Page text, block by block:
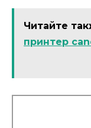
Читайте
принтер